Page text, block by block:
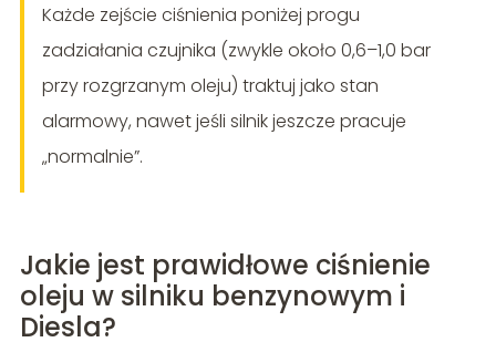
Każde zejście ciśnienia poniżej progu
zadziałania czujnika (zwykle około 0,6–1,0 bar
przy rozgrzanym oleju) traktuj jako stan
alarmowy, nawet jeśli silnik jeszcze pracuje
„normalnie”.
Jakie jest prawidłowe ciśnienie
oleju w silniku benzynowym i
Diesla?